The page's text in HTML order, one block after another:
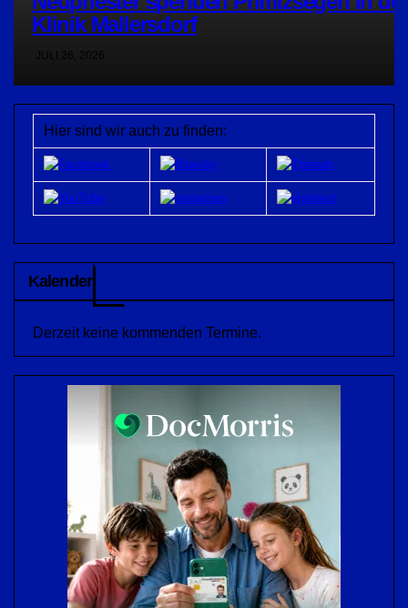
Klinik Mallersdorf
Hier sind wir auch zu finden:
Kalender
Derzeit keine kommenden Termine.